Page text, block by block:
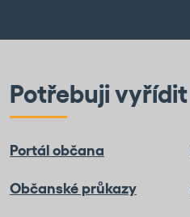
Potřebuji vyřídit
Portál občana
Občanské průkazy